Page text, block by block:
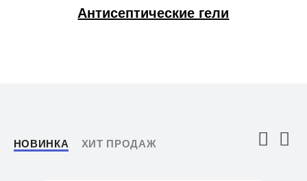
Антисептические гели
НОВИНКА ХИТ ПРОДАЖ